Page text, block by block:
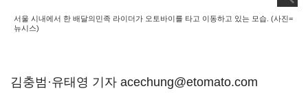
서울 시내에서 한 배달의민족 라이더가 오토바이를 타고 이동하고 있는 모습. (사진=
뉴시스)
김충범·유태영 기자 acechung@etomato.com